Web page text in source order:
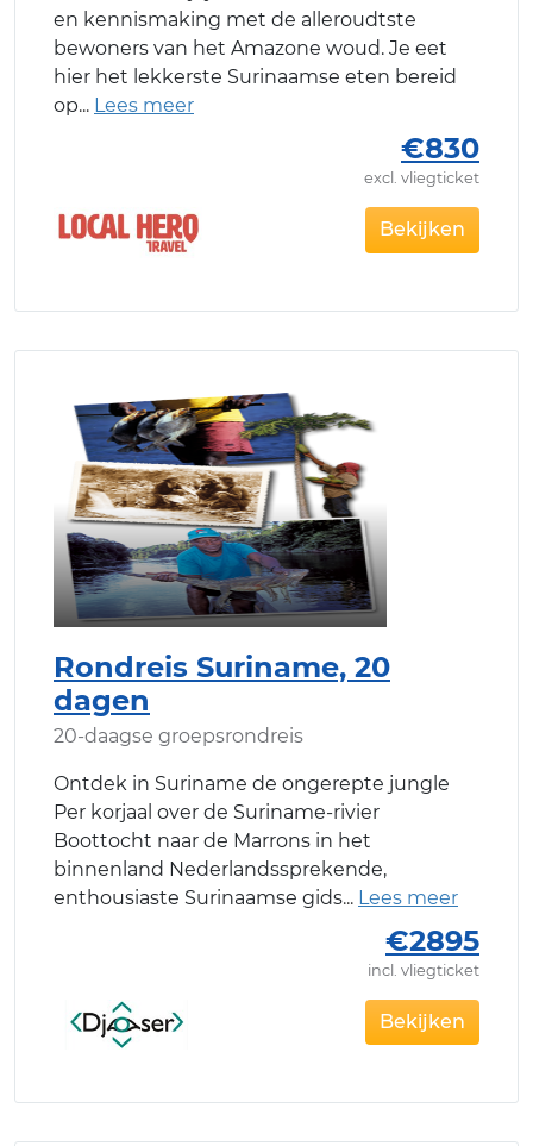
en kennismaking met de alleroudtste
bewoners van het Amazone woud. Je eet
hier het lekkerste Surinaamse eten bereid
op
€830
excl. vliegticket
Bekijken
Rondreis Suriname, 20
dagen
20-daagse groepsrondreis
Ontdek in Suriname de ongerepte jungle
Per korjaal over de Suriname-rivier
Boottocht naar de Marrons in het
binnenland Nederlandssprekende,
enthousiaste Surinaamse gids
€2895
incl. vliegticket
Bekijken